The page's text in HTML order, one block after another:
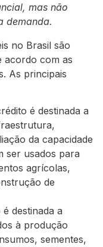
mas não
demanda.
no Brasil são
acordo com as
As principais
é destinada a
da capacidade
ser usados para
agrícolas,
de
destinada a
à produção
sementes,